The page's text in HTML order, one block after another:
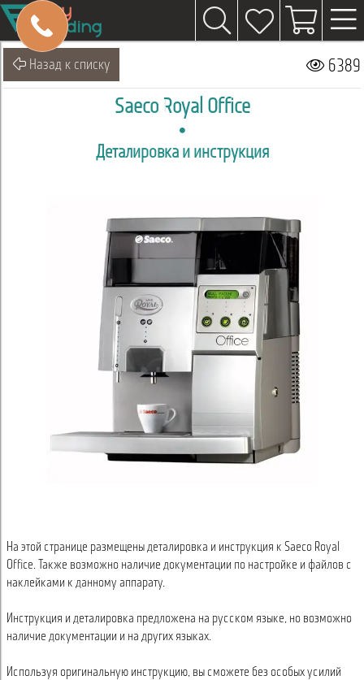
Назад к списку 6389
Saeco Royal Office
Деталировка и инструкция
На этой странице размещены деталировка и инструкция к Saeco Royal
Office. Также возможно наличие документации по настройке и файлов с
наклейками к данному аппарату.
Инструкция и деталировка предложена на русском языке, но возможно
наличие документации и на других языках.
Используя оригинальную инструкцию, вы сможете без особых усилий